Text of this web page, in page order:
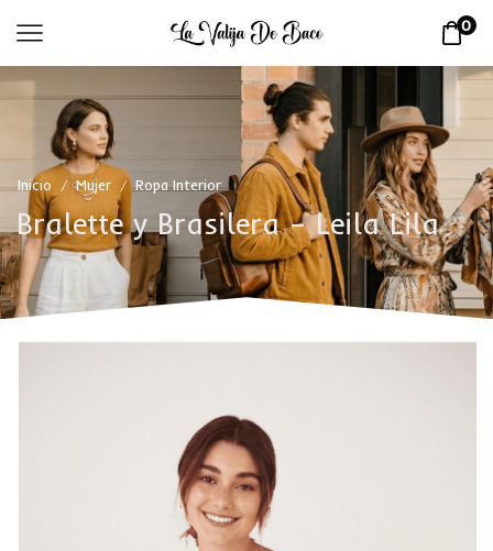
0
Inicio / Mujer / Ropa Interior
Bralette y Brasilera – Leila Lila